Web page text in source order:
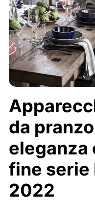
da
eleganza
fine serie
2022